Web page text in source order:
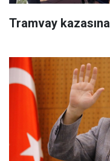
Tramvay